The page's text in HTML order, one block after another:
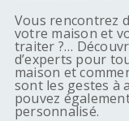
Vous rencontrez
votre maison et
traiter ?…
d’experts pour
maison et
sont les gestes à
pouvez
personnalisé.